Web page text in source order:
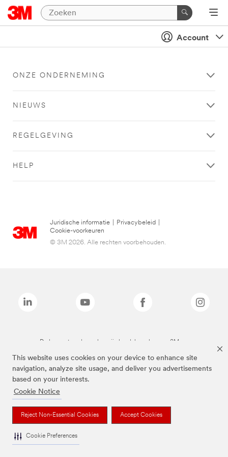
This website uses cookies on your device to enhance site
navigation, analyze site usage, and deliver you advertisements
based on your interests.
Cookie Notice
Reject Non-Essential Cookies Accept Cookies
Cookie Preferences
Account
ONZE ONDERNEMING
NIEUWS
REGELGEVING
HELP
Juridische informatie Privacybeleid
Cookie-voorkeuren
© 3M 2026. Alle rechten voorbehouden.
De bovenstaande merken zijn handelsmerken van 3M.we